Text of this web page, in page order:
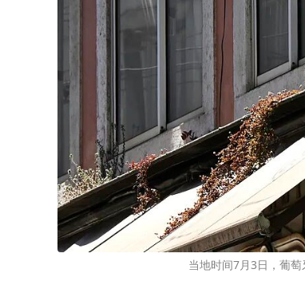
当地时间7月3日，葡